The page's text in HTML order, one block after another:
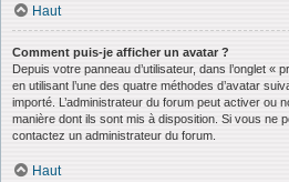
Haut
Comment puis-je afficher un avatar ?
Depuis votre panneau d’utilisateur, dans l’onglet «
en utilisant l’une des quatre méthodes d’avatar
importé. L’administrateur du forum peut activer ou
manière dont ils sont mis à disposition. Si vous ne
contactez un administrateur du forum.
Haut